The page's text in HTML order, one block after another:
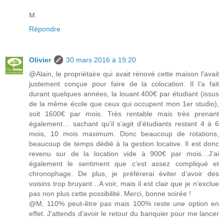
M.
Répondre
Olivier
30 mars 2016 à 19:20
@Alain, le propriétaire qui avait rénové cette maison l’avait
justement conçue pour faire de la colocation. Il l’a fait
durant quelques années, la louant 400€ par étudiant (issus
de la même école que ceux qui occupent mon 1er studio),
soit 1600€ par mois. Très rentable mais très prenant
également… sachant qu’il s’agit d’étudiants restant 4 à 6
mois, 10 mois maximum. Donc beaucoup de rotations,
beaucoup de temps dédié à la gestion locative. Il est donc
revenu sur de la location vide à 900€ par mois…J’ai
également le sentiment que c’est assez compliqué et
chronophage. De plus, je préférerai éviter d’avoir des
voisins trop bruyant…A voir, mais il est clair que je n’exclue
pas non plus cette possibilité. Merci, bonne soirée !
@M, 110% peut-être pas mais 100% reste une option en
effet. J’attends d’avoir le retour du banquier pour me lancer